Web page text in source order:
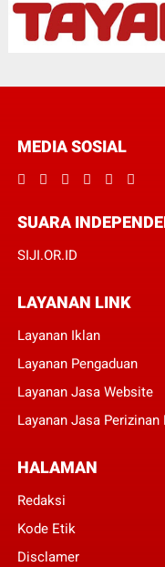
MEDIA SOSIAL
SUARA
SIJI.OR.ID
LAYANAN LINK
Layanan Iklan
Layanan Pengaduan
Layanan Jasa Website
Layanan Jasa Perizinan
HALAMAN
Redaksi
Kode Etik
Disclamer